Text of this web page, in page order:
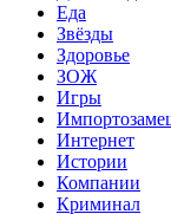
Еда
Звёзды
Здоровье
ЗОЖ
Игры
Интернет
Истории
Компании
Криминал